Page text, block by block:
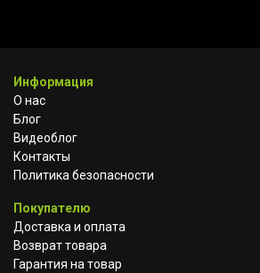
Информация
О нас
Блог
Видеоблог
Контакты
Политика безопасности
Покупателю
Доставка и оплата
Возврат товара
Гарантия на товар